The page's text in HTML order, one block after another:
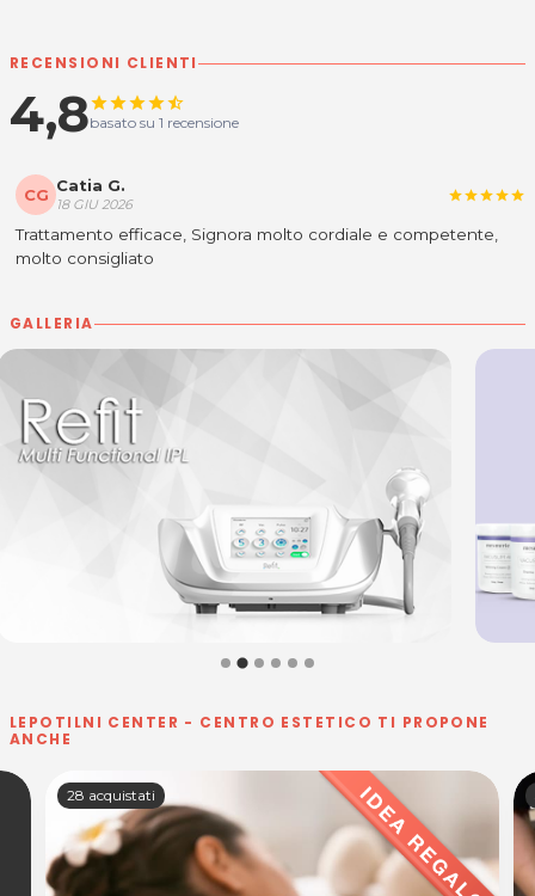
RECENSIONI CLIENTI
4,8starstarstarstarstar_half
basato su 1 recensione
CG Catia G.
18 GIU 2026
starstarstarstarstar
Trattamento efficace, Signora molto cordiale e competente,
molto consigliato
GALLERIA
LEPOTILNI CENTER - CENTRO ESTETICO TI PROPONE
ANCHE
28 acquistati